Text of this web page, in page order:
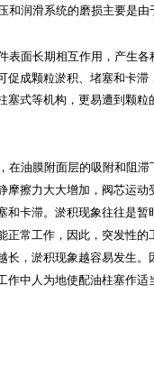
和润滑系统的磨损主要是由
表面长期相互作用，产生各
促成颗粒淤积、堵塞和卡滞
塞式等机构，更易遭到颗粒
在油膜附面层的吸附和阻滞
摩擦力大大增加，阀芯运动
和卡滞。淤积现象往往是暂
正常工作，因此，突发性的
长，淤积现象越容易发生。
中人为地使配油柱塞作适